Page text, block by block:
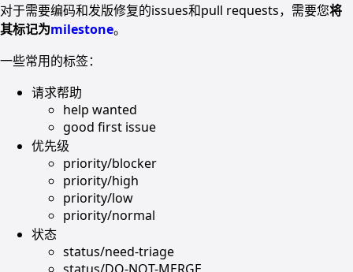
对于需要编码和发版修复的issues和pull requests，需要您将
其标记为milestone。
一些常用的标签：
请求帮助
help wanted
good first issue
优先级
priority/blocker
priority/high
priority/low
priority/normal
状态
status/need-triage